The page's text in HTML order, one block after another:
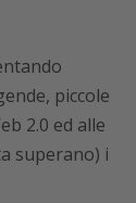
piccole
2.0 ed alle
superano) i